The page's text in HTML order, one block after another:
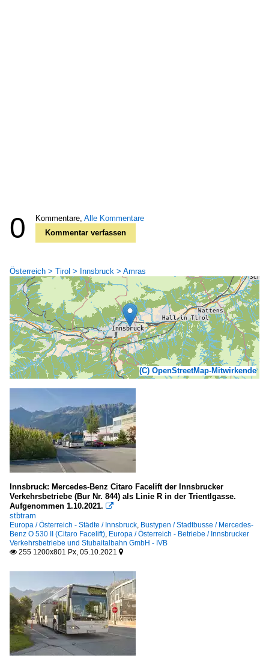
0 Kommentare, Alle Kommentare
Kommentar verfassen
Österreich > Tirol > Innsbruck > Amras
(C) OpenStreetMap-Mitwirkende
Innsbruck: Mercedes-Benz Citaro Facelift der Innsbrucker
Verkehrsbetriebe (Bur Nr. 844) als Linie R in der Trientlgasse.
Aufgenommen 1.10.2021. 
stbtram
Europa / Österreich - Städte / Innsbruck Bustypen / Stadtbusse / Mercedes-
Benz O 530 II (Citaro Facelift) Europa / Österreich - Betriebe / Innsbrucker
Verkehrsbetriebe und Stubaitalbahn GmbH - IVB
 255 1200x801 Px, 05.10.2021 